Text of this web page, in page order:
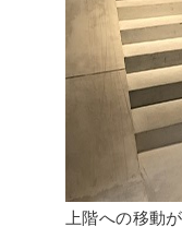
上階への移動